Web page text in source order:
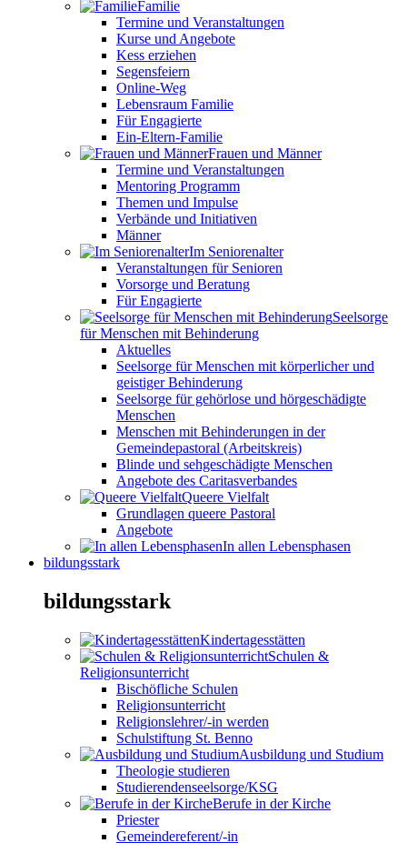
Familie
Termine und Veranstaltungen
Kurse und Angebote
Kess erziehen
Segensfeiern
Online-Weg
Lebensraum Familie
Für Engagierte
Ein-Eltern-Familie
Frauen und Männer
Termine und Veranstaltungen
Mentoring Programm
Themen und Impulse
Verbände und Initiativen
Männer
Im Seniorenalter
Veranstaltungen für Senioren
Vorsorge und Beratung
Für Engagierte
Seelsorge
für Menschen mit Behinderung
Aktuelles
Seelsorge für Menschen mit körperlicher und
geistiger Behinderung
Seelsorge für gehörlose und hörgeschädigte
Menschen
Menschen mit Behinderungen in der
Gemeindepastoral (Arbeitskreis)
Blinde und sehgeschädigte Menschen
Angebote des Caritasverbandes
Queere Vielfalt
Grundlagen queere Pastoral
Angebote
In allen Lebensphasen
bildungsstark
bildungsstark
Kindertagesstätten
Schulen &
Religionsunterricht
Bischöfliche Schulen
Religionsunterricht
Religionslehrer/-in werden
Schulstiftung St. Benno
Ausbildung und Studium
Theologie studieren
Studierendenseelsorge/KSG
Berufe in der Kirche
Priester
Gemeindereferent/-in